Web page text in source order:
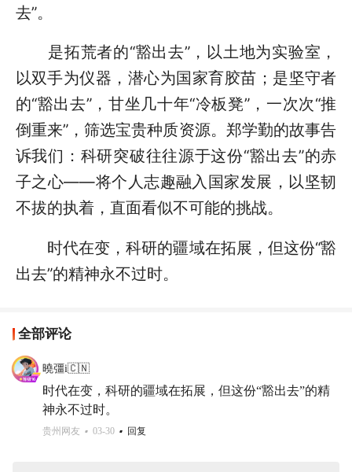
去”。
是拓荒者的“豁出去”，以土地为实验室，
以双手为仪器，潜心为国家育胶苗；是坚守者
的“豁出去”，甘坐几十年“冷板凳”，一次次“推
倒重来”，筛选宝贵种质资源。郑学勤的故事告
诉我们：科研突破往往源于这份“豁出去”的赤
子之心——将个人志趣融入国家发展，以坚韧
不拔的执着，直面看似不可能的挑战。
时代在变，科研的疆域在拓展，但这份“豁
出去”的精神永不过时。
全部评论
曉彊i🇨🇳
时代在变，科研的疆域在拓展，但这份“豁出去”的精
神永不过时。
贵州网友 03-30 回复